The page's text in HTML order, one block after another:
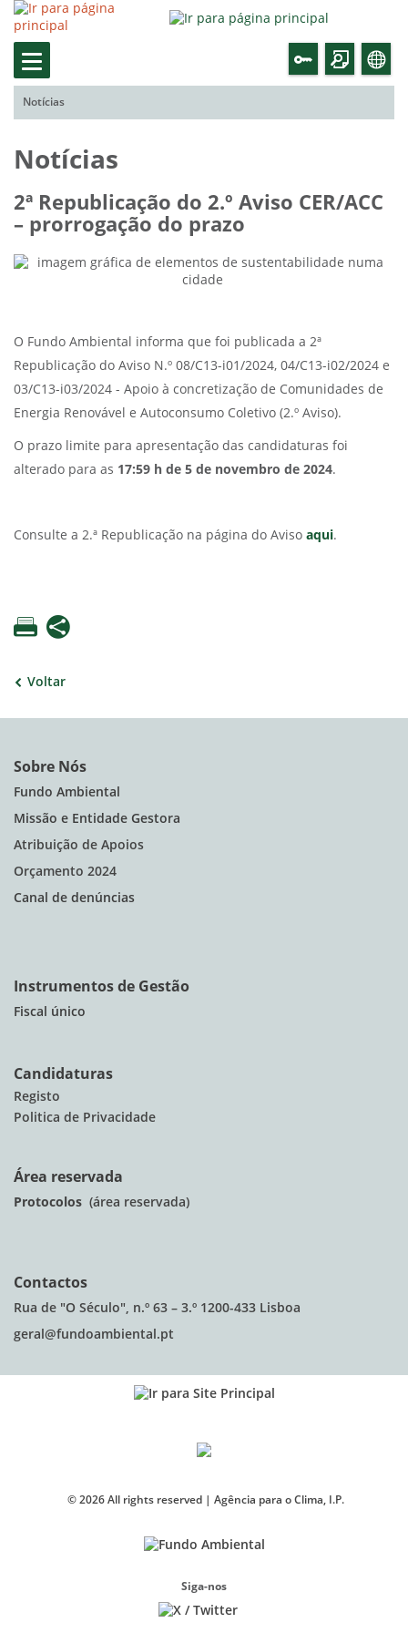
Notícias
Notícias
2ª Republicação do 2.º Aviso CER/ACC
– prorrogação do prazo
O Fundo Ambiental informa que foi publicada a 2ª
Republicação do Aviso N.º 08/C13-i01/2024, 04/C13-i02/2024 e
03/C13-i03/2024 - Apoio à concretização de Comunidades de
Energia Renovável e Autoconsumo Coletivo (2.º Aviso).
O prazo limite para apresentação das candidaturas foi
alterado para as 17:59 h de 5 de novembro de 2024.
Consulte a 2.ª Republicação na página do Aviso aqui.
Voltar
Sobre Nós
Fundo Ambiental
Missão e Entidade Gestora
Atribuição de Apoios
Orçamento 2024
Canal de denúncias
Instrumentos de Gestão
Fiscal único
Candidaturas
Registo
Politica de Privacidade
Área reservada
Protocolos (área reservada)
Contactos
Rua de "O Século", n.º 63 – 3.º 1200-433 Lisboa
geral@fundoambiental.pt
© 2026All rights reserved | Agência para o Clima, I.P.
Siga-nos